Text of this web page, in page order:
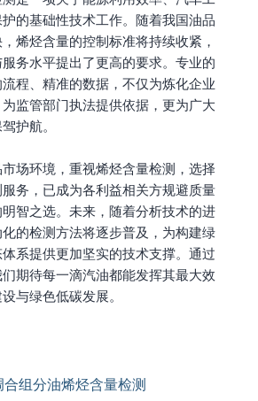
的基础性技术工作。随着我国油品
烯烃含量的控制标准将持续收紧，
务水平提出了更高的要求。专业的
程、精准的数据，不仅为炼化企业
监管部门执法提供依据，更为广大
护航。
场环境，重视烯烃含量检测，选择
务，已成为各利益相关方规避质量
智之选。未来，随着分析技术的进
的检测方法将逐步普及，为构建绿
系提供更加坚实的技术支撑。通过
期待每一滴汽油都能发挥其最大效
与绿色低碳发展。
组分油烯烃含量检测